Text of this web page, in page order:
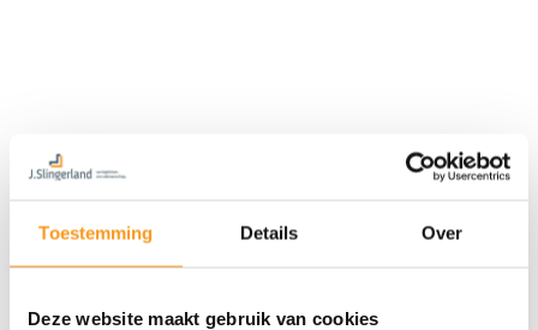
Toestemming Details Over
Deze website maakt gebruik van cookies